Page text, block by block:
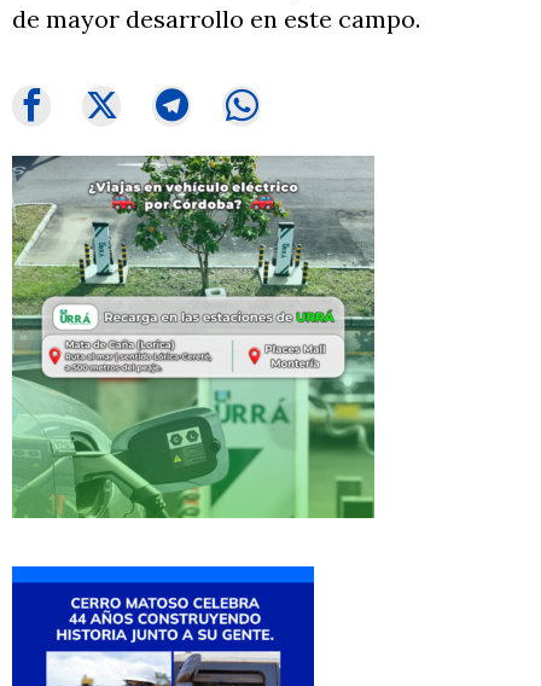
de mayor desarrollo en este campo.